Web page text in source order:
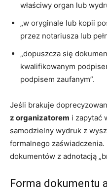
właściwy organ lub
„w oryginale lub kopii
przez notariusza lub
„dopuszcza się
kwalifikowanym
podpisem zaufanym”.
Jeśli brakuje
z organizatorem i zapytać
samodzielny wydruk z
formalnego
dokumentów z adnotacją
Forma dokumentu